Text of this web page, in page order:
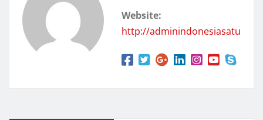
Website:
http://adminindonesiasatu